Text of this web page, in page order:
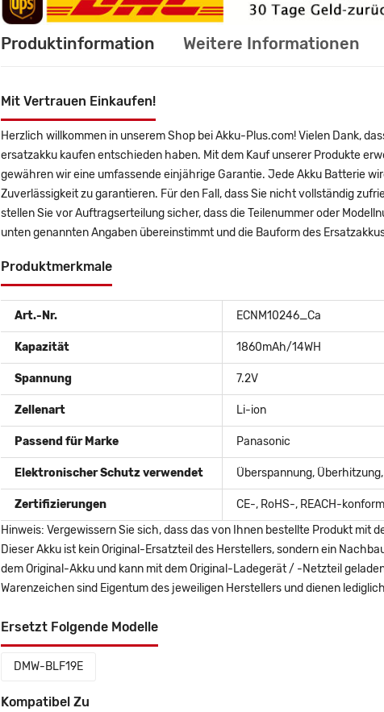
Produktinformation Weitere Informationen
Mit Vertrauen Einkaufen!
Herzlich willkommen in unserem Shop bei Akku-Plus.com! Vielen Dank,
ersatzakku kaufen entschieden haben. Mit dem Kauf unserer Produkte
gewähren wir eine umfassende einjährige Garantie. Jede Akku Batterie
Zuverlässigkeit zu garantieren. Für den Fall, dass Sie nicht vollständig
stellen Sie vor Auftragserteilung sicher, dass die Teilenummer oder
unten genannten Angaben übereinstimmt und die Bauform des
Produktmerkmale
Art.-Nr. ECNM10246_Ca
Kapazität 1860mAh/14WH
Spannung 7.2V
Zellenart Li-ion
Passend für Marke Panasonic
Elektronischer Schutz verwendet Überspannung,
Zertifizierungen
CE-, RoHS-, REACH-konform
Hinweis: Vergewissern Sie sich, dass das von Ihnen bestellte Produkt mit
Dieser Akku ist kein Original-Ersatzteil des Herstellers, sondern ein
dem Original-Akku und kann mit dem Original-Ladegerät / -Netzteil
Warenzeichen sind Eigentum des jeweiligen Herstellers und dienen
Ersetzt Folgende Modelle
DMW-BLF19E
Kompatibel Zu